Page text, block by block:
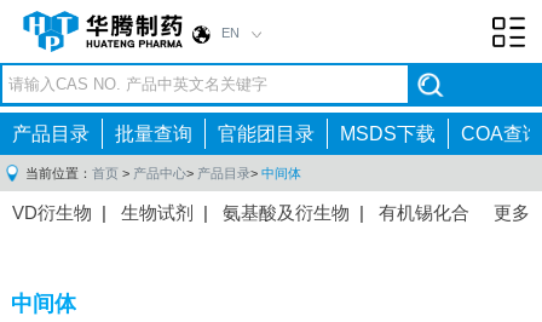
EN
产品目录 批量查询 官能团目录 MSDS下载 COA查询
当前位置： 首页 > 产品中心> 产品目录> 中间体
更多
VD衍生物 | 生物试剂 | 氨基酸及衍生物 | 有机锡化合
间体|
中间体